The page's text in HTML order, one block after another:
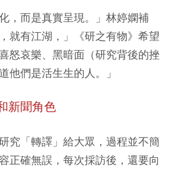
，而是真實呈現。」林婷嫻補
就有江湖，」《研之有物》希望
怒哀樂、黑暗面（研究背後的挫
他們是活生生的人。」
新聞角色
究「轉譯」給大眾，過程並不簡
正確無誤，每次採訪後，還要向